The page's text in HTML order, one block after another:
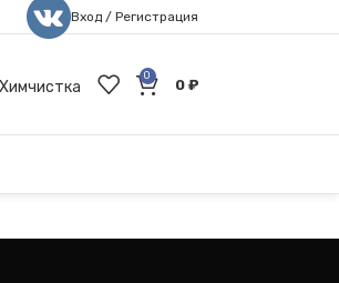
Вход / Регистрация
Химчистка
0
0 ₽